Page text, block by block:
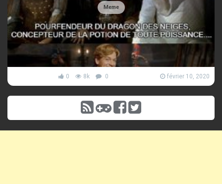
Meme
0 8k 0 février 10, 2020